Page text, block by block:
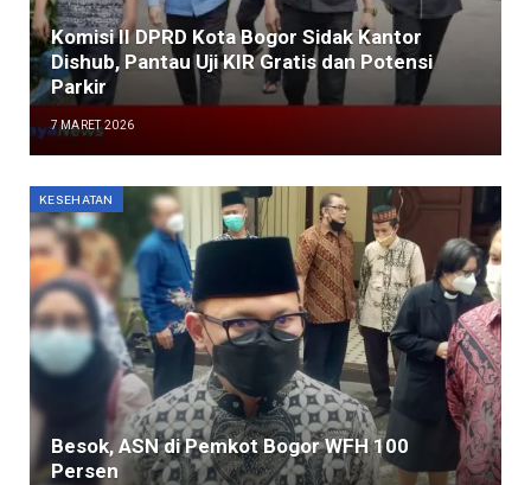
Komisi II DPRD Kota Bogor Sidak Kantor
Dishub, Pantau Uji KIR Gratis dan Potensi
Parkir
7 MARET 2026
KESEHATAN
Besok, ASN di Pemkot Bogor WFH 100
Persen